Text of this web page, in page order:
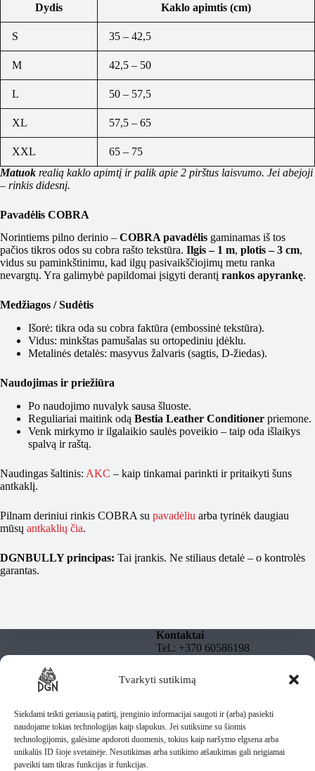
Tvarkyti sutikimą
Siekdami teikti geriausią patirtį, įrenginio informacijai saugoti ir (arba) pasiekti
naudojame tokias technologijas kaip slapukus. Jei sutiksime su šiomis
technologijomis, galėsime apdoroti duomenis, tokius kaip naršymo elgsena arba
unikalūs ID šioje svetainėje. Nesutikimas arba sutikimo atšaukimas gali neigiamai
paveikti tam tikras funkcijas ir funkcijas.
Dydis Kaklo apimtis (cm)
S 35 – 42,5
M 42,5 – 50
L 50 – 57,5
XL 57,5 – 65
XXL
65 – 75
Matuok realią kaklo apimtį ir palik apie 2 pirštus laisvumo. Jei abejoji
– rinkis didesnį.
Pavadėlis COBRA
Norintiems pilno derinio – COBRA pavadėlis gaminamas iš tos
pačios tikros odos su cobra rašto tekstūra. Ilgis – 1 m, plotis – 3 cm,
vidus su paminkštinimu, kad ilgų pasivaikščiojimų metu ranka
nevargtų. Yra galimybė papildomai įsigyti derantį rankos apyrankę.
Medžiagos / Sudėtis
Išorė: tikra oda su cobra faktūra (embossinė tekstūra).
Vidus: minkštas pamušalas su ortopediniu įdėklu.
Metalinės detalės: masyvus žalvaris (sagtis, D-žiedas).
Naudojimas ir priežiūra
Po naudojimo nuvalyk sausa šluoste.
Reguliariai maitink odą Bestia Leather Conditioner priemone.
Venk mirkymo ir ilgalaikio saulės poveikio – taip oda išlaikys
spalvą ir raštą.
Naudingas šaltinis: AKC – kaip tinkamai parinkti ir pritaikyti šuns
antkaklį.
Pilnam deriniui rinkis COBRA su pavadėliu arba tyrinėk daugiau
mūsų antkaklių čia.
DGNBULLY principas: Tai įrankis. Ne stiliaus detalė – o kontrolės
garantas.
Informacija
Taisyklės
Pristatymas
Kontaktai
Tel.: +370 60586198
DGNBULLY – Tomas
Daugnoras
Individuali veikla pagal
pažymą